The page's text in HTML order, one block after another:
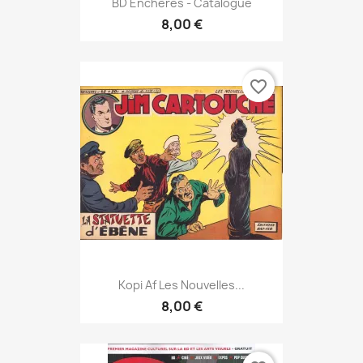
8,00 €
Kopi Af Les Nouvelles...
8,00 €
favorite_border